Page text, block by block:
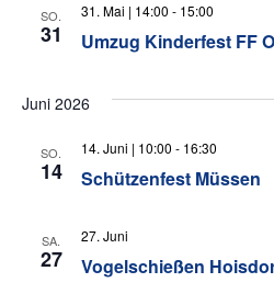
SO.
31 Umzug Kinderfest FF
31. Mai | 14:00 - 15:00
Juni 2026
SO.
14 Schützenfest Müssen
14. Juni | 10:00 - 16:30
SA.
27 Vogelschießen
27. Juni